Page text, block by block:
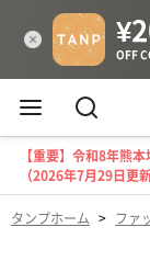
【重要】令和8年熊
（2026年7月29日更新
タンプホーム > ファ